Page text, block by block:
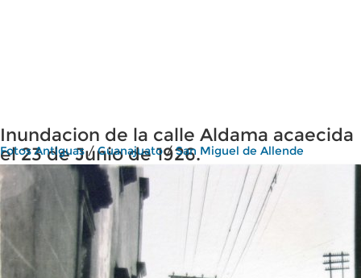
Inundacion de la calle Aldama acaecida
el 23 de Junio de 1926.
Fotos Antiguas/Guanajuato/San Miguel de Allende